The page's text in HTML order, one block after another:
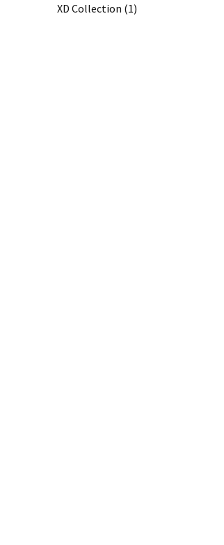
XD Collection (1)